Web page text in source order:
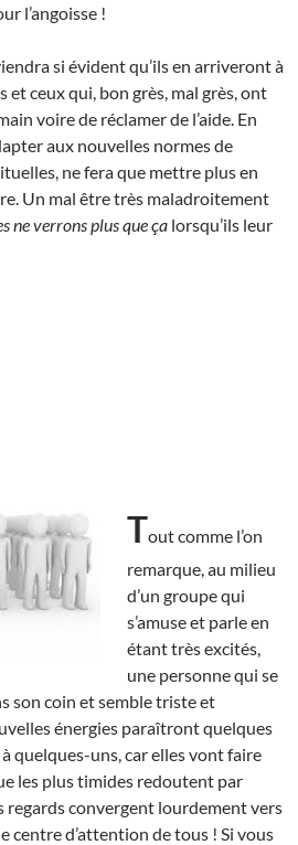
l’angoisse !
si évident qu’ils en arriveront à
et ceux qui, bon grès, mal grès, ont
voire de réclamer de l’aide. En
aux nouvelles normes de
ne fera que mettre plus en
Un mal être très maladroitement
ne verrons plus que ça lorsqu’ils leur
Tout comme l’on
remarque, au milieu
d’un groupe qui
s’amuse et parle en
étant très excités,
une personne qui se
son coin et semble triste et
énergies paraîtront quelques
quelques-uns, car elles vont faire
les plus timides redoutent par
regards convergent lourdement vers
centre d’attention de tous ! Si vous